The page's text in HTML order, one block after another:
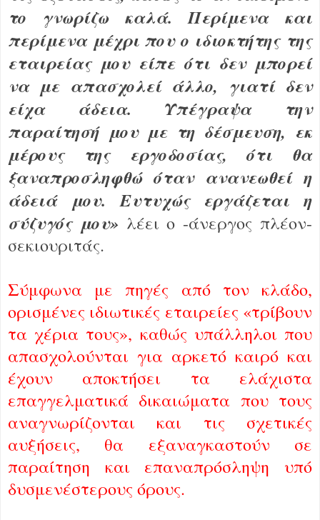
το γνωρίζω καλά. Περίμενα και
περίμενα μέχρι που ο ιδιοκτήτης της
εταιρείας μου είπε ότι δεν μπορεί
να με απασχολεί άλλο, γιατί δεν
είχα άδεια. Υπέγραψα την
παραίτησή μου με τη δέσμευση, εκ
μέρους της εργοδοσίας, ότι θα
ξαναπροσληφθώ όταν ανανεωθεί η
άδειά μου. Ευτυχώς εργάζεται η
σύζυγός μου» λέει ο -άνεργος πλέον-
σεκιουριτάς.
Σύμφωνα με πηγές από τον κλάδο,
ορισμένες ιδιωτικές εταιρείες «τρίβουν
τα χέρια τους», καθώς υπάλληλοι που
απασχολούνται για αρκετό καιρό και
έχουν αποκτήσει τα ελάχιστα
επαγγελματικά δικαιώματα που τους
αναγνωρίζονται και τις σχετικές
αυξήσεις, θα εξαναγκαστούν σε
παραίτηση και επαναπρόσληψη υπό
δυσμενέστερους όρους.